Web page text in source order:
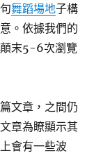
舞蹈場地子構
。依據我們的
顛末5-6次瀏覽
文章，之間仍
章為瞭顯示其
會有一些波